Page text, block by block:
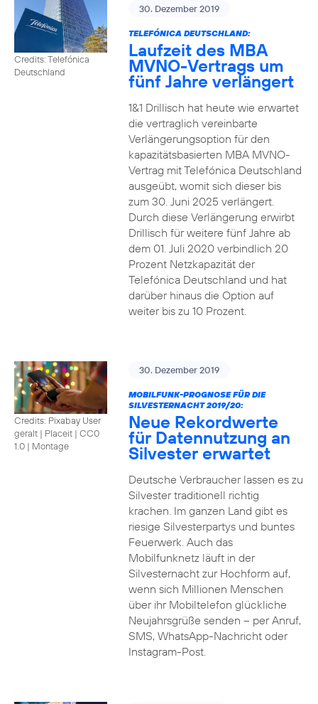
Credits: Telefónica
Deutschland
30. Dezember 2019
TELEFÓNICA DEUTSCHLAND:
Laufzeit des MBA
MVNO-Vertrags um
fünf Jahre verlängert
1&1 Drillisch hat heute wie erwartet
die vertraglich vereinbarte
Verlängerungsoption für den
kapazitätsbasierten MBA MVNO-
Vertrag mit Telefónica Deutschland
ausgeübt, womit sich dieser bis
zum 30. Juni 2025 verlängert.
Durch diese Verlängerung erwirbt
Drillisch für weitere fünf Jahre ab
dem 01. Juli 2020 verbindlich 20
Prozent Netzkapazität der
Telefónica Deutschland und hat
darüber hinaus die Option auf
weiter bis zu 10 Prozent.
Credits: Pixabay User
geralt | Placeit | CC0
1.0 | Montage
30. Dezember 2019
MOBILFUNK-PROGNOSE FÜR DIE
SILVESTERNACHT 2019/20:
Neue Rekordwerte
für Datennutzung an
Silvester erwartet
Deutsche Verbraucher lassen es zu
Silvester traditionell richtig
krachen. Im ganzen Land gibt es
riesige Silvesterpartys und buntes
Feuerwerk. Auch das
Mobilfunknetz läuft in der
Silvesternacht zur Hochform auf,
wenn sich Millionen Menschen
über ihr Mobiltelefon glückliche
Neujahrsgrüße senden – per Anruf,
SMS, WhatsApp-Nachricht oder
Instagram-Post.